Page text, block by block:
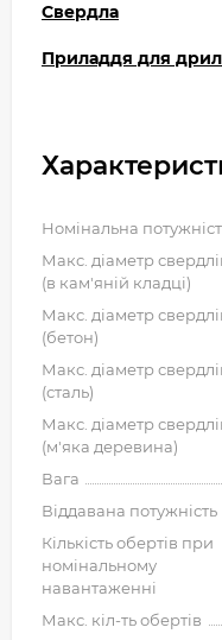
Свердла
Приладдя для
Номінальна
Макс. діаметр
(в кам'яній кладці)
Макс. діаметр
(бетон)
Макс. діаметр
(сталь)
Макс. діаметр
(м'яка деревина)
Вага
Віддавана потужність
Кількість обертів при
номінальному
навантаженні
Макс. кіл-ть обертів